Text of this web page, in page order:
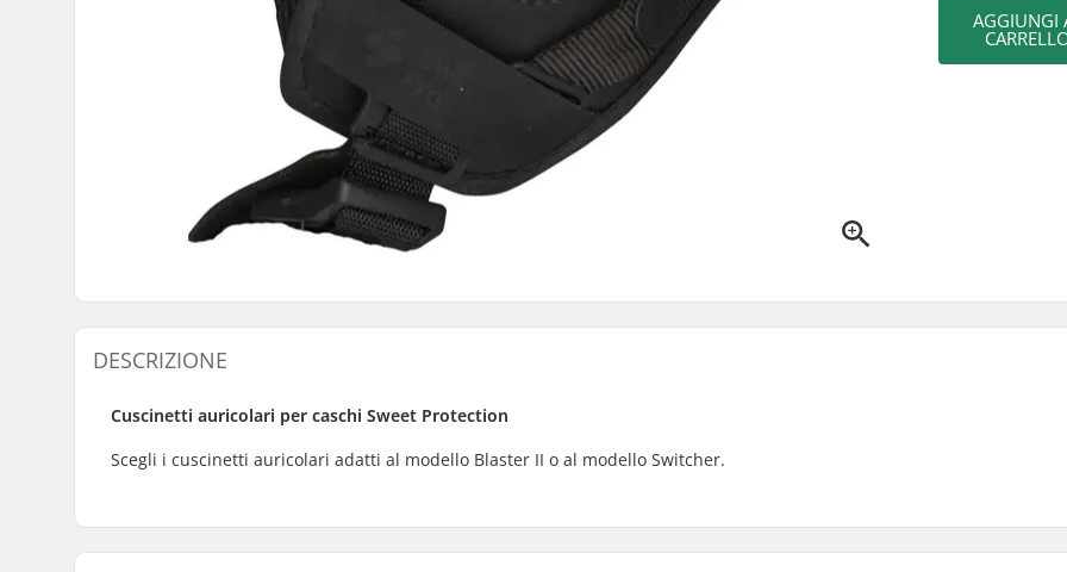
AGGIUNGI
DESCRIZIONE
Cuscinetti auricolari per caschi Sweet Protection
Scegli i cuscinetti auricolari adatti al modello Blaster II o al modello Switcher.